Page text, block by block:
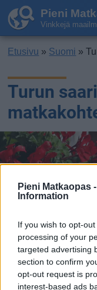
Pieni Matkaopas -
Information
If you wish to opt-
processing of your
targeted advertising
section to confirm
opt-out request is
interest-based ads
Pieni
Vinkkejä
Etusivu » Suomi »
Turun